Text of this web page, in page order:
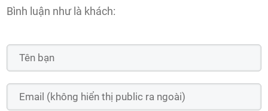
Bình luận như là khách: